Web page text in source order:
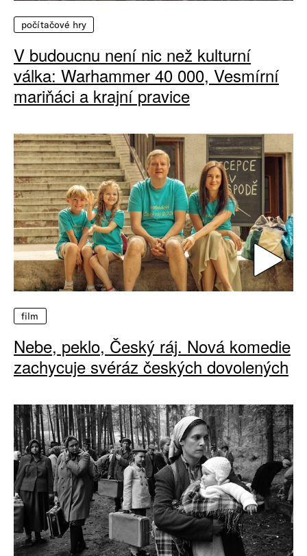
počítačové hry
V budoucnu není nic než kulturní
válka: Warhammer 40 000, Vesmírní
mariňáci a krajní pravice
film
Nebe, peklo, Český ráj. Nová komedie
zachycuje svéráz českých dovolených